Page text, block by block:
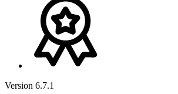
Version 6.7.1